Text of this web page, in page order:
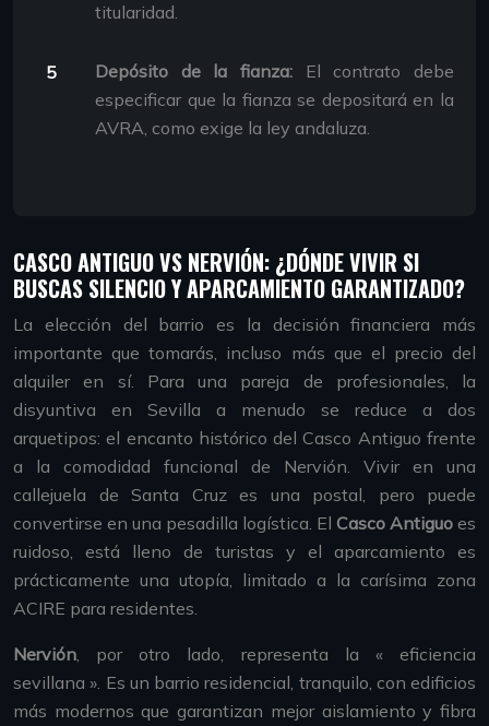
titularidad.
Depósito de la fianza: El contrato debe
especificar que la fianza se depositará en la
AVRA, como exige la ley andaluza.
CASCO ANTIGUO VS NERVIÓN: ¿DÓNDE VIVIR SI
BUSCAS SILENCIO Y APARCAMIENTO GARANTIZADO?
La elección del barrio es la decisión financiera más
importante que tomarás, incluso más que el precio del
alquiler en sí. Para una pareja de profesionales, la
disyuntiva en Sevilla a menudo se reduce a dos
arquetipos: el encanto histórico del Casco Antiguo frente
a la comodidad funcional de Nervión. Vivir en una
callejuela de Santa Cruz es una postal, pero puede
convertirse en una pesadilla logística. El Casco Antiguo es
ruidoso, está lleno de turistas y el aparcamiento es
prácticamente una utopía, limitado a la carísima zona
ACIRE para residentes.
Nervión, por otro lado, representa la « eficiencia
sevillana ». Es un barrio residencial, tranquilo, con edificios
más modernos que garantizan mejor aislamiento y fibra